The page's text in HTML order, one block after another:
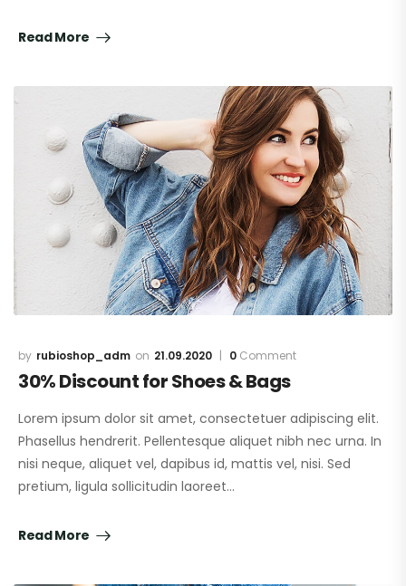
Read More
rubioshop_adm 21.09.2020 0 Comment
30% Discount for Shoes & Bags
Lorem ipsum dolor sit amet, consectetuer adipiscing elit.
Phasellus hendrerit. Pellentesque aliquet nibh nec urna. In
nisi neque, aliquet vel, dapibus id, mattis vel, nisi. Sed
pretium, ligula sollicitudin laoreet…
Read More